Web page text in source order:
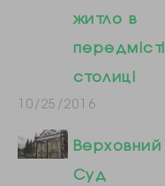
житло в
передмісті
столиці
10/25/2016
Верховний
Суд